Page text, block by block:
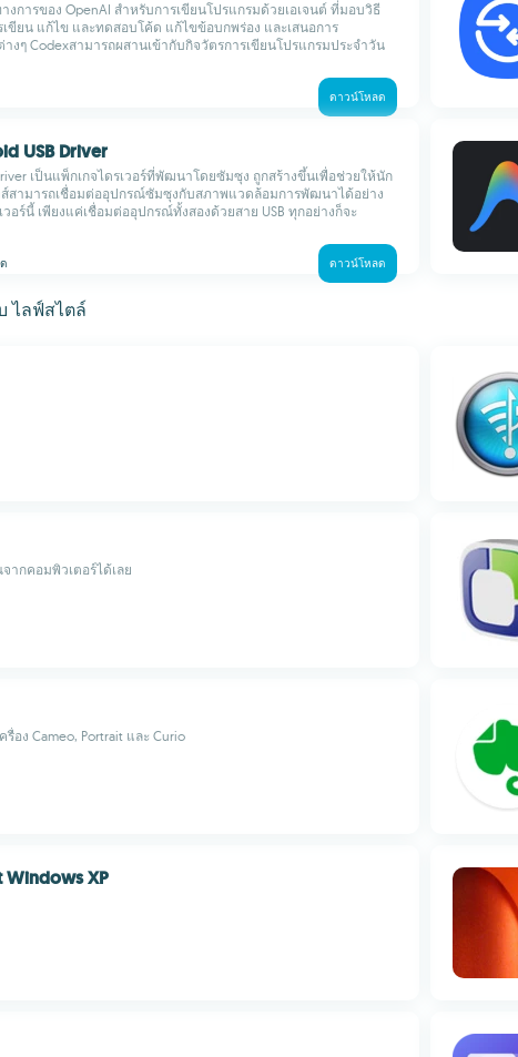
งการของ OpenAI สำหรับการเขียนโปรแกรมด้วยเอเจนต์ ที่มอบวิธี
ขียน แก้ไข และทดสอบโค้ด แก้ไขข้อบกพร่อง และเสนอการ
งๆ Codexสามารถผสานเข้ากับกิจวัตรการเขียนโปรแกรมประจำวัน
ดาวน์โหลด
USB Driver
เป็นแพ็กเกจไดรเวอร์ที่พัฒนาโดยซัมซุง ถูกสร้างขึ้นเพื่อช่วยให้นัก
ามารถเชื่อมต่ออุปกรณ์ซัมซุงกับสภาพแวดล้อมการพัฒนาได้อย่าง
อร์นี้ เพียงแค่เชื่อมต่ออุปกรณ์ทั้งสองด้วยสาย USB ทุกอย่างก็จะ
ดาวน์โหลด
ไลฟ์สไตล์
ากคอมพิวเตอร์ได้เลย
อง Cameo, Portrait และ Curio
Windows XP